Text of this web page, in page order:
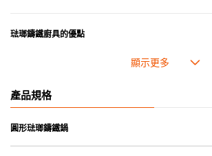
琺瑯鑄鐵廚具的優點
• 琺瑯鑄鐵傳熱性均勻，不會產生過熱點。
• 重身的鍋蓋能有助防止蒸氣溜走,易於 保持食物的原汁
• 琺瑯抗酸鹼，不會殘留氣味，安全衛生。
產品規格
圓形琺瑯鑄鐵鍋